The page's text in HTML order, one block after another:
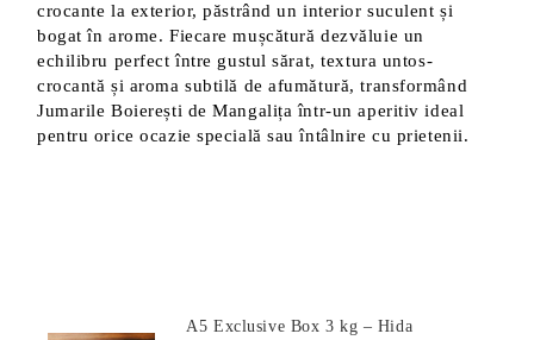
crocante la exterior, păstrând un interior suculent și
bogat în arome. Fiecare mușcătură dezvăluie un
echilibru perfect între gustul sărat, textura untos-
crocantă și aroma subtilă de afumătură, transformând
Jumarile Boierești de Mangalița într-un aperitiv ideal
pentru orice ocazie specială sau întâlnire cu prietenii.
A5 Exclusive Box 3 kg – Hida